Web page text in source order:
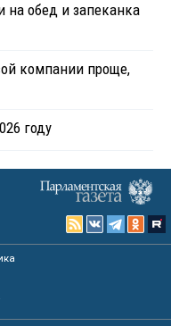
на обед и запеканка
компании проще,
году